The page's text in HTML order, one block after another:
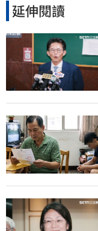
延伸閱讀